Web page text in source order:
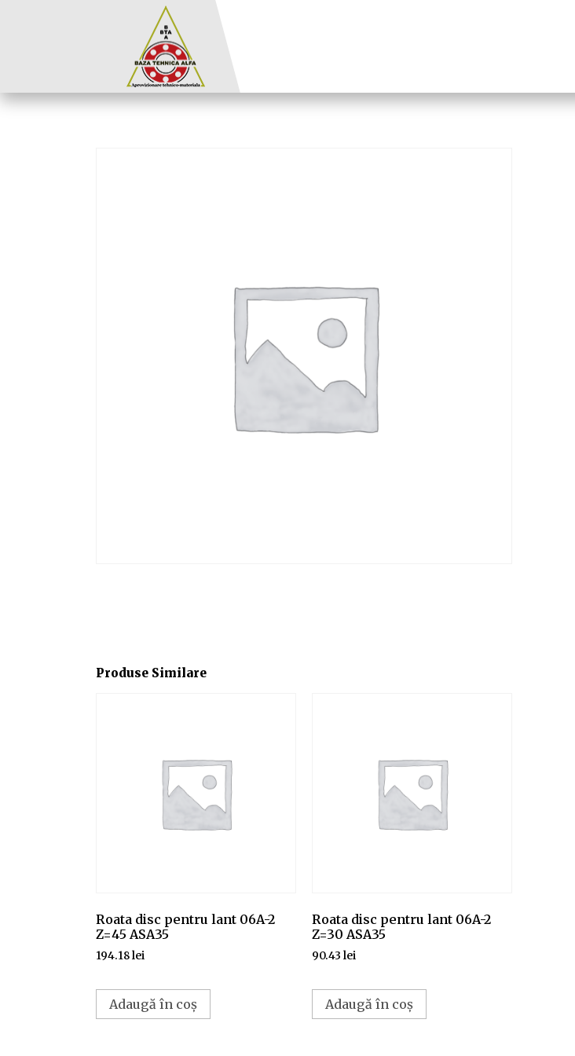
Produse Similare
Roata disc pentru lant 06A-2
Z=45 ASA35
194.18lei
Adaugă în coș
Roata disc pentru lant 06A-2
Z=30 ASA35
90.43 lei
Adaugă în coș